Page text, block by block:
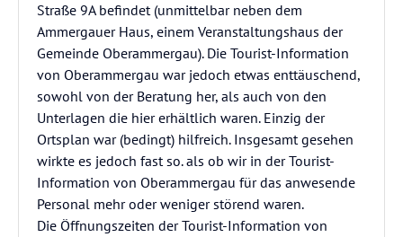
Straße 9A befindet (unmittelbar neben dem
Ammergauer Haus, einem Veranstaltungshaus der
Gemeinde Oberammergau). Die Tourist-Information
von Oberammergau war jedoch etwas enttäuschend,
sowohl von der Beratung her, als auch von den
Unterlagen die hier erhältlich waren. Einzig der
Ortsplan war (bedingt) hilfreich. Insgesamt gesehen
wirkte es jedoch fast so. als ob wir in der Tourist-
Information von Oberammergau für das anwesende
Personal mehr oder weniger störend waren.
Die Öffnungszeiten der Tourist-Information von